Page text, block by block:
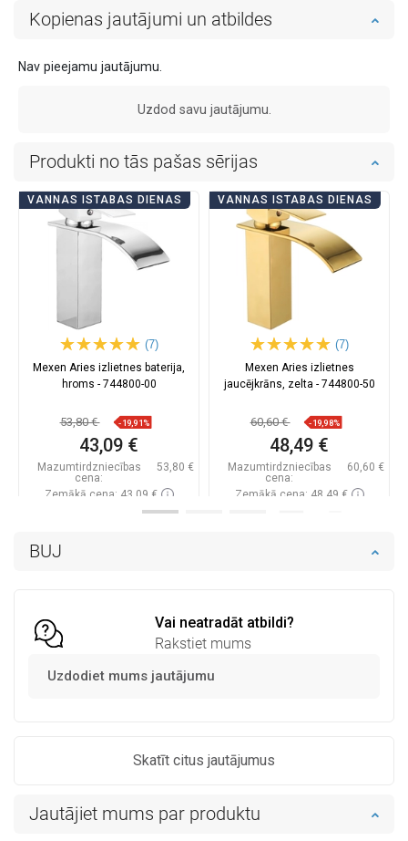
BUJ
Vai neatradāt atbildi?
Rakstiet mums
Uzdodiet mums jautājumu
Skatīt citus jautājumus
Kopienas jautājumi un atbildes
Nav pieejamu jautājumu.
Uzdod savu jautājumu.
Jautājiet mums par produktu
Produkti no tās pašas sērijas
VANNAS ISTABAS DIENAS
(7)
Mexen Aries izlietnes baterija,
hroms - 744800-00
53,80 € -19,91%
43,09 €
Mazumtirdzniecības
cena:
53,80 €
Zemākā cena: 43,09 €
Pieejamās vispirms
VANNAS ISTABAS DIENAS
(7)
Mexen Aries izlietnes
jaucējkrāns, zelta - 744800-50
60,60 € -19,98%
48,49 €
Mazumtirdzniecības
cena:
60,60 €
Zemākā cena: 48,49 €